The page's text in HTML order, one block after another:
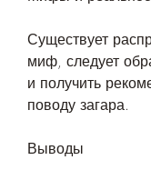
Существует
миф, следует
и получить
поводу загара.
Выводы